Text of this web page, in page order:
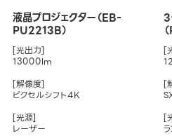
液晶プロジェクター（EB-
PU2213B）
[光出力]
13000lm
[解像度]
ピクセルシフト4K
[光源]
レーザー
3
[
[
[